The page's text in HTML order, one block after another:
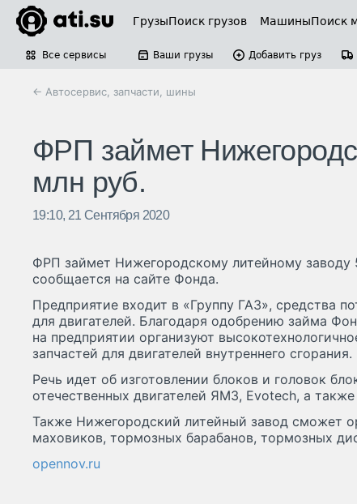
ГрузыПоиск грузов МашиныПоиск
Все сервисы Ваши грузы Добавить груз
← Автосервис, запчасти, шины
ФРП займет
млн руб.
19:10, 21 Сентября 2020
ФРП займет Нижегородскому литейному заводу
сообщается на сайте Фонда.
Предприятие входит в «Группу ГАЗ», средства
для двигателей. Благодаря одобрению займа
на предприятии организуют
запчастей для двигателей внутреннего сгорания.
Речь идет об изготовлении блоков и головок
отечественных двигателей ЯМЗ, Evotech, а
Также Нижегородский литейный завод сможет
маховиков, тормозных барабанов, тормозных
opennov.ru